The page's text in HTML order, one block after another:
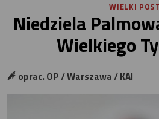
WIELKI POST
Niedziela
Wielkiego
oprac. OP / Warszawa / KAI